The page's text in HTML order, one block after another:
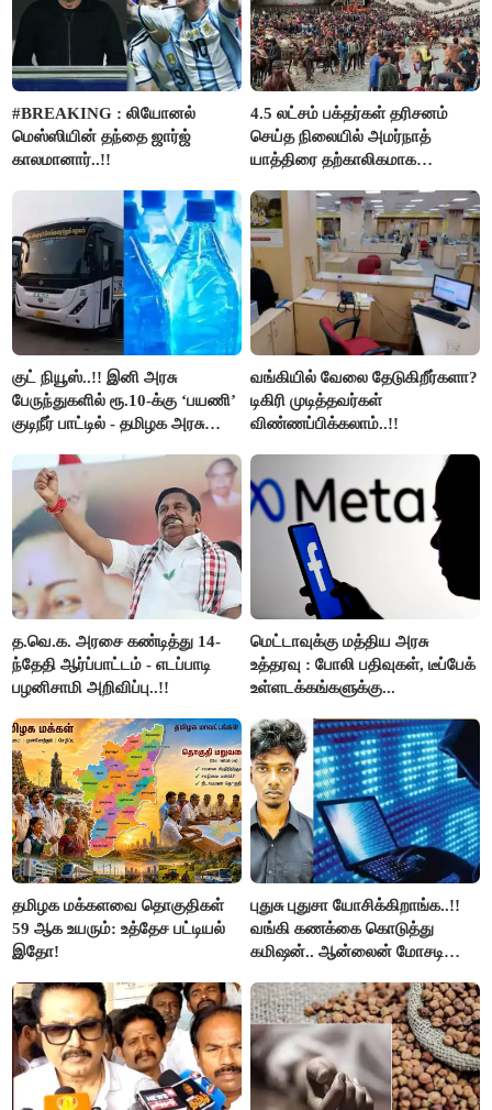
#BREAKING : லியோனல்
மெஸ்ஸியின் தந்தை ஜார்ஜ்
காலமானார்..!!
4.5 லட்சம் பக்தர்கள் தரிசனம்
செய்த நிலையில் அமர்நாத்
யாத்திரை தற்காலிகமாக
குட் நியூஸ்..!! இனி அரசு
பேருந்துகளில் ரூ.10-க்கு ‘பயணி’
குடிநீர் பாட்டில் - தமிழக அரசு
வங்கியில் வேலை தேடுகிறீர்களா?
டிகிரி முடித்தவர்கள்
விண்ணப்பிக்கலாம்..!!
த.வெ.க. அரசை கண்டித்து 14-
ந்தேதி ஆர்ப்பாட்டம் - எடப்பாடி
பழனிசாமி அறிவிப்பு..!!
மெட்டாவுக்கு மத்திய அரசு
உத்தரவு : போலி பதிவுகள், டீப்பேக்
உள்ளடக்கங்களுக்கு...
தமிழக மக்களவை தொகுதிகள்
59 ஆக உயரும்: உத்தேச பட்டியல்
இதோ!
புதுசு புதுசா யோசிக்கிறாங்க..!!
வங்கி கணக்கை கொடுத்து
கமிஷன்.. ஆன்லைன் மோசடி
கைது..!!